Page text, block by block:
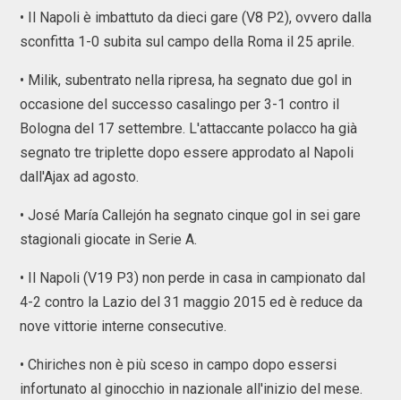
• Il Napoli è imbattuto da dieci gare (V8 P2), ovvero dalla
sconfitta 1-0 subita sul campo della Roma il 25 aprile.
• Milik, subentrato nella ripresa, ha segnato due gol in
occasione del successo casalingo per 3-1 contro il
Bologna del 17 settembre. L'attaccante polacco ha già
segnato tre triplette dopo essere approdato al Napoli
dall'Ajax ad agosto.
• José María Callejón ha segnato cinque gol in sei gare
stagionali giocate in Serie A.
• Il Napoli (V19 P3) non perde in casa in campionato dal
4-2 contro la Lazio del 31 maggio 2015 ed è reduce da
nove vittorie interne consecutive.
• Chiriches non è più sceso in campo dopo essersi
infortunato al ginocchio in nazionale all'inizio del mese.